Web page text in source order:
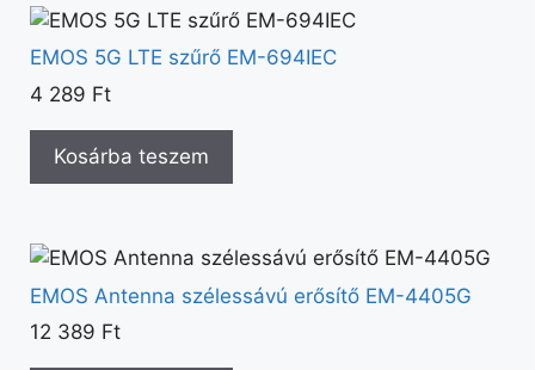
EMOS 5G LTE szűrő EM-694IEC
4 289 Ft
Kosárba teszem
EMOS Antenna szélessávú erősítő EM-4405G
12 389 Ft